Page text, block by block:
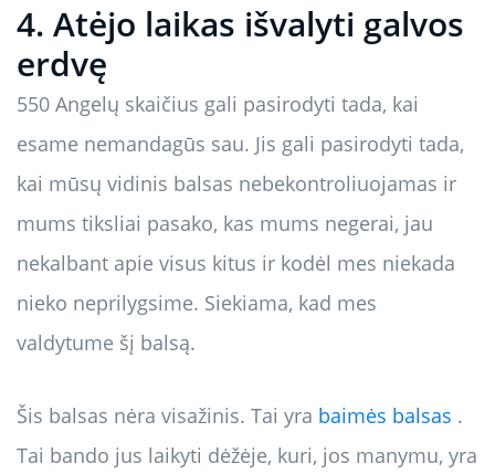
4. Atėjo laikas išvalyti galvos
erdvę
550 Angelų skaičius gali pasirodyti tada, kai
esame nemandagūs sau. Jis gali pasirodyti tada,
kai mūsų vidinis balsas nebekontroliuojamas ir
mums tiksliai pasako, kas mums negerai, jau
nekalbant apie visus kitus ir kodėl mes niekada
nieko neprilygsime. Siekiama, kad mes
valdytume šį balsą.
Šis balsas nėra visažinis. Tai yra baimės balsas .
Tai bando jus laikyti dėžėje, kuri, jos manymu, yra